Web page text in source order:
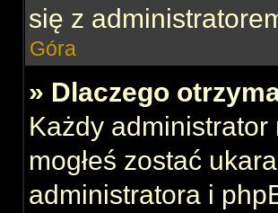
się z
Góra
» Dlaczego
Każdy administrator
mogłeś zostać
administratora i